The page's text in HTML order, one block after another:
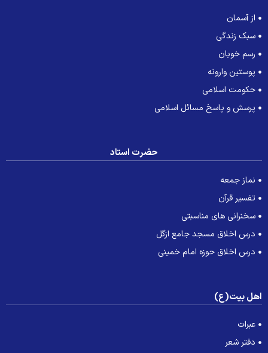
از آسمان
سبک زندگی
رسم خوبان
پوستین وارونه
حکومت اسلامی
پرسش و پاسخ مسائل اسلامی
حضرت استاد
نماز جمعه
تفسیر قرآن
سخنرانی های مناسبتی
درس اخلاق مسجد جامع ازگل
درس اخلاق حوزه امام خمینی
بیت(ع)
عبرات
دفتر شعر